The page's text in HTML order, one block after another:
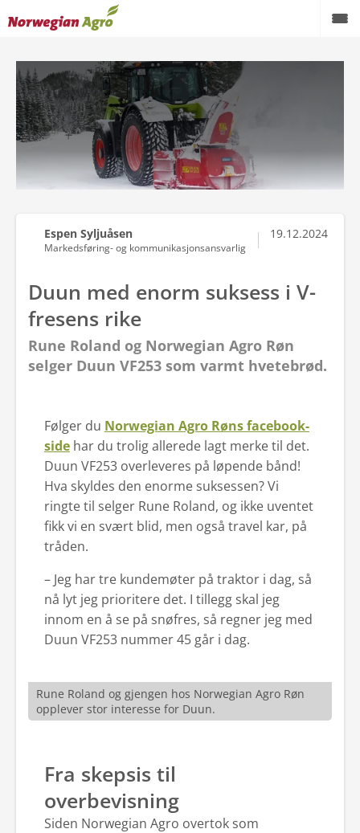
Espen Syljuåsen
Markedsføring- og kommunikasjonsansvarlig
19.12.2024
Duun med enorm suksess i V-
fresens rike
Rune Roland og Norwegian Agro Røn
selger Duun VF253 som varmt hvetebrød.
Følger du Norwegian Agro Røns facebook-
side har du trolig allerede lagt merke til det.
Duun VF253 overleveres på løpende bånd!
Hva skyldes den enorme suksessen? Vi
ringte til selger Rune Roland, og ikke uventet
fikk vi en svært blid, men også travel kar, på
tråden.
– Jeg har tre kundemøter på traktor i dag, så
nå lyt jeg prioritere det. I tillegg skal jeg
innom en å se på snøfres, så regner jeg med
Duun VF253 nummer 45 går i dag.
Rune Roland og gjengen hos Norwegian Agro Røn
opplever stor interesse for Duun.
Fra skepsis til
overbevisning
Siden Norwegian Agro overtok som
Produkter
Kampanjer
Brukte maskiner
Service og reservedeler
Forhandlere
Om oss
AgroNytt